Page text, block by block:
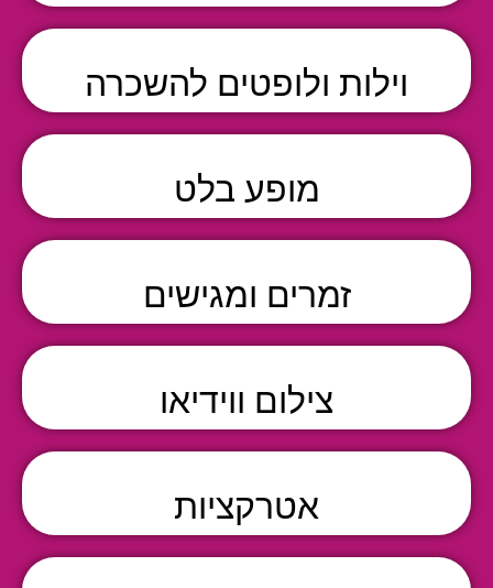
וילות ולופטים להשכרה
מופע בלט
זמרים ומגישים
צילום ווידיאו
אטרקציות